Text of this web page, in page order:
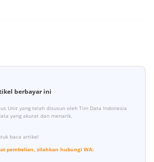
berbayar ini
Unit yang telah disusun oleh Tim Data Indonesia
yang akurat dan menarik.
baca artikel
pembelian, silahkan hubungi WA: